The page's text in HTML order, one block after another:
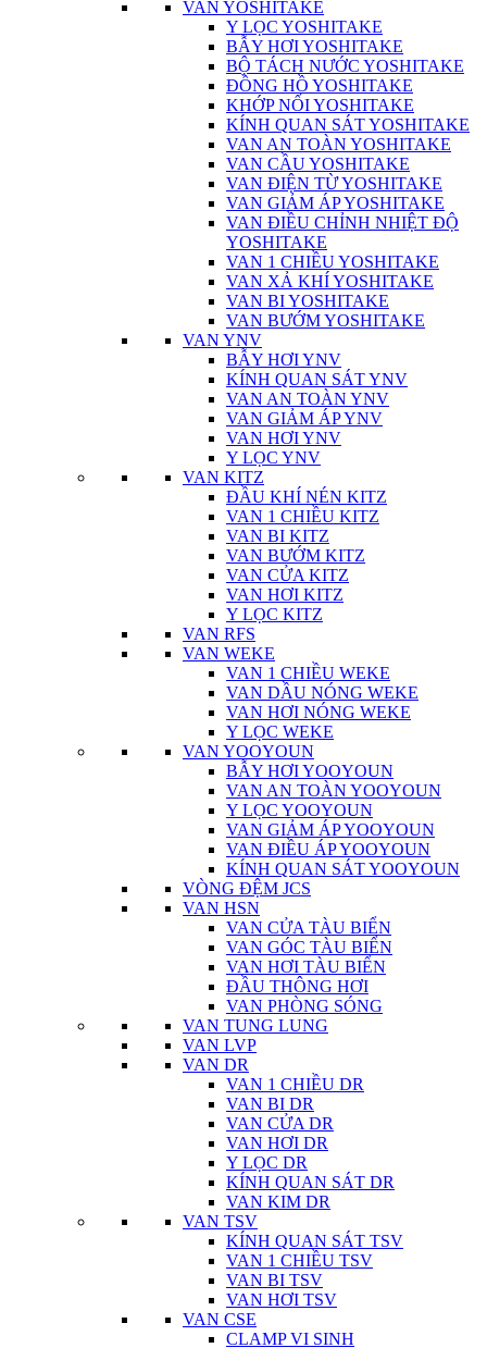
VAN YOSHITAKE
Y LỌC YOSHITAKE
BẪY HƠI YOSHITAKE
BỘ TÁCH NƯỚC YOSHITAKE
ĐỒNG HỒ YOSHITAKE
KHỚP NỐI YOSHITAKE
KÍNH QUAN SÁT YOSHITAKE
VAN AN TOÀN YOSHITAKE
VAN CẦU YOSHITAKE
VAN ĐIỆN TỪ YOSHITAKE
VAN GIẢM ÁP YOSHITAKE
VAN ĐIỀU CHỈNH NHIỆT ĐỘ
YOSHITAKE
VAN 1 CHIỀU YOSHITAKE
VAN XẢ KHÍ YOSHITAKE
VAN BI YOSHITAKE
VAN BƯỚM YOSHITAKE
VAN YNV
BẪY HƠI YNV
KÍNH QUAN SÁT YNV
VAN AN TOÀN YNV
VAN GIẢM ÁP YNV
VAN HƠI YNV
Y LỌC YNV
VAN KITZ
ĐẦU KHÍ NÉN KITZ
VAN 1 CHIỀU KITZ
VAN BI KITZ
VAN BƯỚM KITZ
VAN CỬA KITZ
VAN HƠI KITZ
Y LỌC KITZ
VAN RFS
VAN WEKE
VAN 1 CHIỀU WEKE
VAN DẦU NÓNG WEKE
VAN HƠI NÓNG WEKE
Y LỌC WEKE
VAN YOOYOUN
BẪY HƠI YOOYOUN
VAN AN TOÀN YOOYOUN
Y LỌC YOOYOUN
VAN GIẢM ÁP YOOYOUN
VAN ĐIỀU ÁP YOOYOUN
KÍNH QUAN SÁT YOOYOUN
VÒNG ĐỆM JCS
VAN HSN
VAN CỬA TÀU BIỂN
VAN GÓC TÀU BIỂN
VAN HƠI TÀU BIỂN
ĐẦU THÔNG HƠI
VAN PHÒNG SÓNG
VAN TUNG LUNG
VAN LVP
VAN DR
VAN 1 CHIỀU DR
VAN BI DR
VAN CỬA DR
VAN HƠI DR
Y LỌC DR
KÍNH QUAN SÁT DR
VAN KIM DR
VAN TSV
KÍNH QUAN SÁT TSV
VAN 1 CHIỀU TSV
VAN BI TSV
VAN HƠI TSV
VAN CSE
CLAMP VI SINH